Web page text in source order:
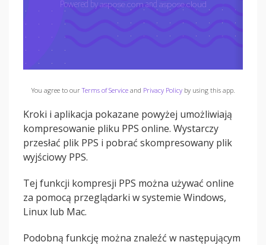
You agree to ourTerms of Serviceand Privacy Policyby using this app.
Kroki i aplikacja pokazane powyżej umożliwiają
kompresowanie pliku PPS online. Wystarczy
przesłać plik PPS i pobrać skompresowany plik
wyjściowy PPS.
Tej funkcji kompresji PPS można używać online
za pomocą przeglądarki w systemie Windows,
Linux lub Mac.
Podobną funkcję można znaleźć w następującym